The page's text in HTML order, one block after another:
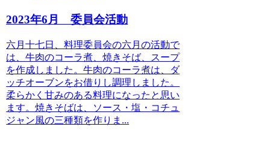
2023年6月 委員会活動
六月十七日、料理委員会の六月の活動で
は、牛肉のコーラ煮、焼きそば、スープ
を作成しました。牛肉のコーラ煮は、ダ
ッチオーブンをお借りし調理しました。
柔らかく甘みのある料理になったと思い
ます。焼きそばは、ソース・塩・コチュ
ジャン風の三種類を作りま...